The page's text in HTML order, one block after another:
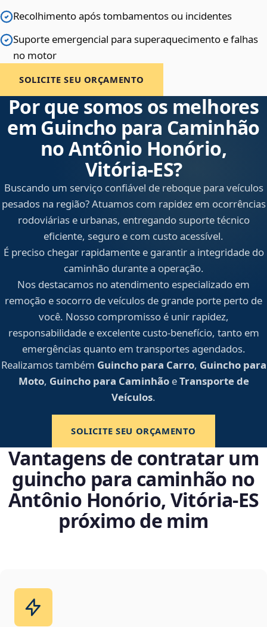
Recolhimento após tombamentos ou incidentes
Suporte emergencial para superaquecimento e falhas
no motor
SOLICITE SEU ORÇAMENTO
Por que somos os melhores
em Guincho para Caminhão
no Antônio Honório,
Vitória‑ES?
Buscando um serviço confiável de reboque para veículos
pesados na região? Atuamos com rapidez em ocorrências
rodoviárias e urbanas, entregando suporte técnico
eficiente, seguro e com custo acessível.
É preciso chegar rapidamente e garantir a integridade do
caminhão durante a operação.
Nos destacamos no atendimento especializado em
remoção e socorro de veículos de grande porte perto de
você. Nosso compromisso é unir rapidez,
responsabilidade e excelente custo-benefício, tanto em
emergências quanto em transportes agendados.
Realizamos também Guincho para Carro, Guincho para
Moto, Guincho para CaminhãoeTransporte de
Veículos.
SOLICITE SEU ORÇAMENTO
Vantagens de contratar um
guincho para caminhão no
Antônio Honório, Vitória‑ES
próximo de mim